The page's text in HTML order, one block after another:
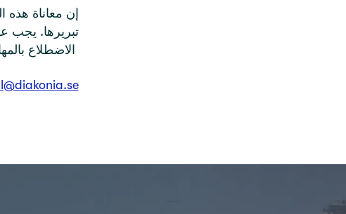
إن معاناة هذه
تبريرها. يجب